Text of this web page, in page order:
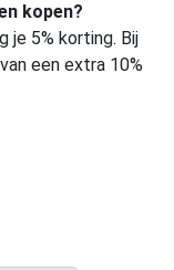
kopen?
je 5% korting. Bij
een extra 10%